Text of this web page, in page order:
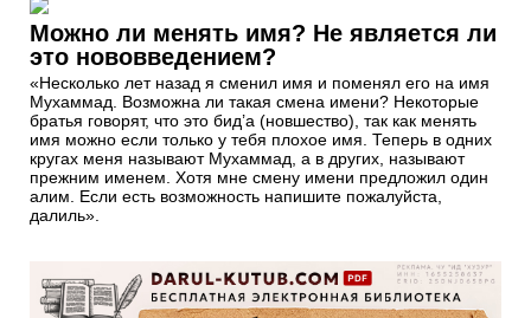
Можно ли менять имя? Не является ли
это нововведением?
«Несколько лет назад я сменил имя и поменял его на имя
Мухаммад. Возможна ли такая смена имени? Некоторые
братья говорят, что это бид’а (новшество), так как менять
имя можно если только у тебя плохое имя. Теперь в одних
кругах меня называют Мухаммад, а в других, называют
прежним именем. Хотя мне смену имени предложил один
алим. Если есть возможность напишите пожалуйста,
далиль».